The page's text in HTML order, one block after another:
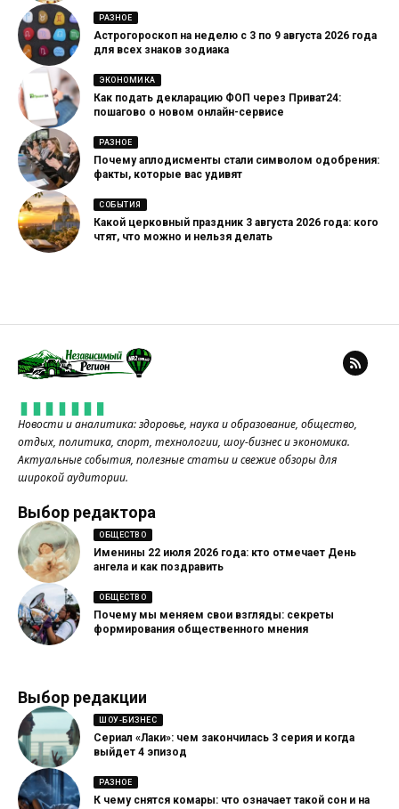
РАЗНОЕ
Астрогороскоп на неделю с 3 по 9 августа 2026 года
для всех знаков зодиака
ЭКОНОМИКА
Как подать декларацию ФОП через Приват24:
пошагово о новом онлайн-сервисе
РАЗНОЕ
Почему аплодисменты стали символом одобрения:
факты, которые вас удивят
СОБЫТИЯ
Какой церковный праздник 3 августа 2026 года: кого
чтят, что можно и нельзя делать
Новости и аналитика: здоровье, наука и образование, общество,
отдых, политика, спорт, технологии, шоу-бизнес и экономика.
Актуальные события, полезные статьи и свежие обзоры для
широкой аудитории.
Выбор редактора
ОБЩЕСТВО
Именины 22 июля 2026 года: кто отмечает День
ангела и как поздравить
ОБЩЕСТВО
Почему мы меняем свои взгляды: секреты
формирования общественного мнения
Выбор редакции
ШОУ-БИЗНЕС
Сериал «Лаки»: чем закончилась 3 серия и когда
выйдет 4 эпизод
РАЗНОЕ
К чему снятся комары: что означает такой сон и на